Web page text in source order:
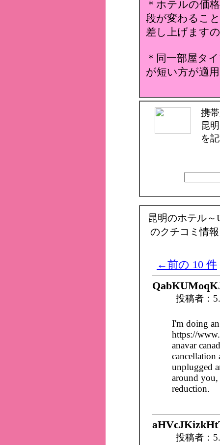
＊ホテルの価
段が変わるこ
差し上げます
＊同一部屋タ
が短い方が適
携
昆
を
昆明のホテル
のクチコミ情
←前の 10 件
投稿者：
I'm doing
https://
anavar
cancellation
unplugged
around you,
reduction.
投稿者：